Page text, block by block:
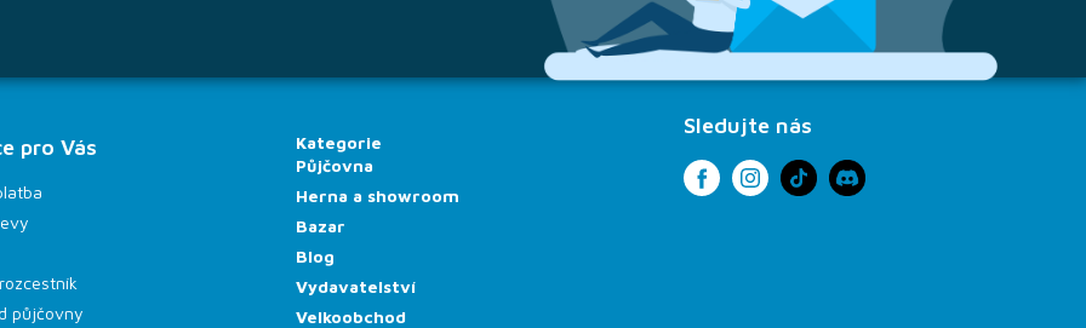
pro Vás
půjčovny
Kategorie
Půjčovna
Herna a showroom
Bazar
Blog
Vydavatelství
Velkoobchod
Sledujte nás